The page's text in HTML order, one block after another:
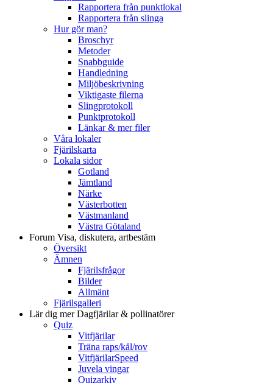
Rapportera från punktlokal
Rapportera från slinga
Hur gör man?
Broschyr
Metoder
Snabbguide
Handledning
Miljöbeskrivning
Viktigaste filerna
Slingprotokoll
Punktprotokoll
Länkar & mer filer
Våra lokaler
Fjärilskarta
Lokala sidor
Gotland
Jämtland
Närke
Västerbotten
Västmanland
Västra Götaland
Forum Visa, diskutera, artbestäm
Översikt
Ämnen
Fjärilsfrågor
Bilder
Allmänt
Fjärilsgalleri
Lär dig merDagfjärilar & pollinatörer
Quiz
Vitfjärilar
Träna raps/kål/rov
VitfjärilarSpeed
Juvela vingar
Quizarkiv